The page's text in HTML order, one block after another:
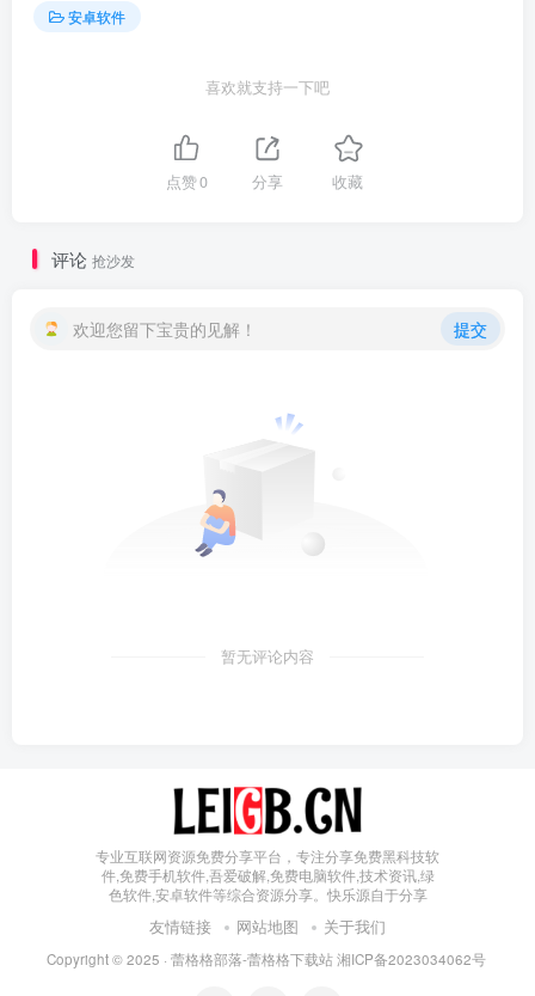
安卓软件
喜欢就支持一下吧
点赞0 分享 收藏
评论 抢沙发
欢迎您留下宝贵的见解！ 提交
暂无评论内容
专业互联网资源免费分享平台，专注分享免费黑科技软
件,免费手机软件,吾爱破解,免费电脑软件,技术资讯,绿
色软件,安卓软件等综合资源分享。快乐源自于分享
友情链接 网站地图 关于我们
Copyright © 2025 · 蕾格格部落-蕾格格下载站 湘ICP备2023034062号